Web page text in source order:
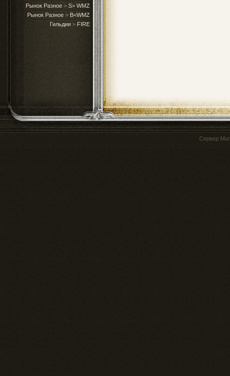
Рынок Разное > S> WMZ
Рынок Разное > B<WMZ
Гильдии > FIRE
Сервер